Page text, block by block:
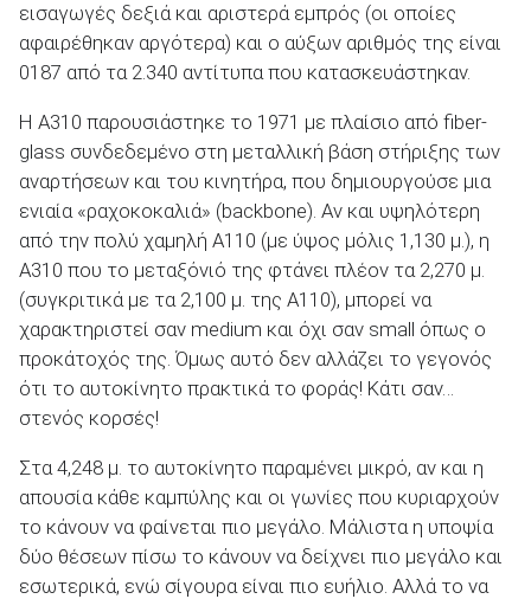
ΑΝΑΖΗΤΗΣΗ
ΑΝΑΖΗΤΗΣΗ
εισαγωγές δεξιά και αριστερά εμπρός (οι οποίες
αφαιρέθηκαν αργότερα) και ο αύξων αριθμός της είναι
0187 από τα 2.340 αντίτυπα που κατασκευάστηκαν.
Η Α310 παρουσιάστηκε το 1971 με πλαίσιο από fiber-
glass συνδεδεμένο στη μεταλλική βάση στήριξης των
αναρτήσεων και του κινητήρα, που δημιουργούσε μια
ενιαία «ραχοκοκαλιά» (backbone). Αν και υψηλότερη
από την πολύ χαμηλή Α110 (με ύψος μόλις 1,130 μ.), η
Α310 που το μεταξόνιό της φτάνει πλέον τα 2,270 μ.
(συγκριτικά με τα 2,100 μ. της Α110), μπορεί να
χαρακτηριστεί σαν medium και όχι σαν small όπως ο
προκάτοχός της. Όμως αυτό δεν αλλάζει το γεγονός
ότι το αυτοκίνητο πρακτικά το φοράς! Κάτι σαν…
στενός κορσές!
Στα 4,248 μ. το αυτοκίνητο παραμένει μικρό, αν και η
απουσία κάθε καμπύλης και οι γωνίες που κυριαρχούν
το κάνουν να φαίνεται πιο μεγάλο. Μάλιστα η υποψία
δύο θέσεων πίσω το κάνουν να δείχνει πιο μεγάλο και
εσωτερικά, ενώ σίγουρα είναι πιο ευήλιο. Αλλά το να